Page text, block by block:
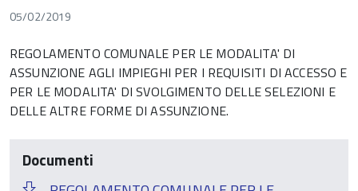
05/02/2019
REGOLAMENTO COMUNALE PER LE MODALITA' DI
ASSUNZIONE AGLI IMPIEGHI PER I REQUISITI DI ACCESSO E
PER LE MODALITA' DI SVOLGIMENTO DELLE SELEZIONI E
DELLE ALTRE FORME DI ASSUNZIONE.
Documenti